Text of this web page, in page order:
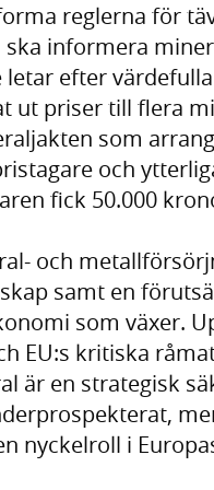
reglerna för
informera
efter
ut priser till flera
som
och
fick 50.000
och
samt en
som växer.
EU:s kritiska
är en strategisk
nyckelroll i